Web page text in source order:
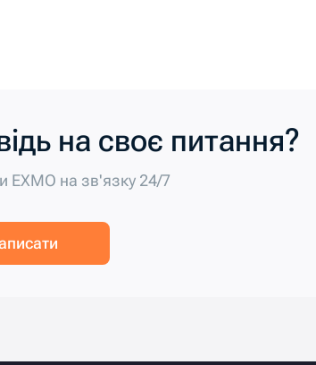
на своє питання?
EXMO на зв'язку 24/7